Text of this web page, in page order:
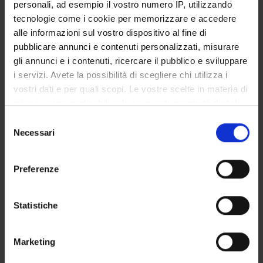
personali, ad esempio il vostro numero IP, utilizzando
tecnologie come i cookie per memorizzare e accedere
alle informazioni sul vostro dispositivo al fine di
pubblicare annunci e contenuti personalizzati, misurare
gli annunci e i contenuti, ricercare il pubblico e sviluppare
i servizi. Avete la possibilità di scegliere chi utilizza i
vostri dati e per quali scopi. Le vostre scelte in materia di
privacy sono applicabili solo su questa proprietà digitale
modificare o revocare il proprio consenso in qualsiasi
momento dalla Dichiarazione sui cookie o facendo clic
raccogliere informazioni sulla tua posizione
geografica, con un'approssimazione di qualche
Identificare il tuo dispositivo, scansionandolo
delNecessari
Preferenze
Statistiche
Marketing
Help, FAQs, newsletter
Professional masters and advanced courses unit
Course administration office for Science and
Engineering students
GOVERNANCE
STUDENT ADMINISTRATION OFFICES